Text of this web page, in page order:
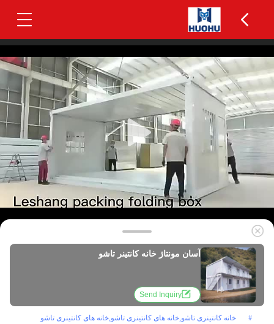
آسان مونتاژ خانه کانتینر تاشو
Send Inquiry
#
خانه کانتینری تاشو,خانه های کانتینری تاشو,خانه های کانتینری تاشو